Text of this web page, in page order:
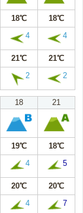
18℃ 18℃
4 4
21℃ 21℃
2 2
18 21
19℃ 18℃
4 5
20℃ 20℃
4 7